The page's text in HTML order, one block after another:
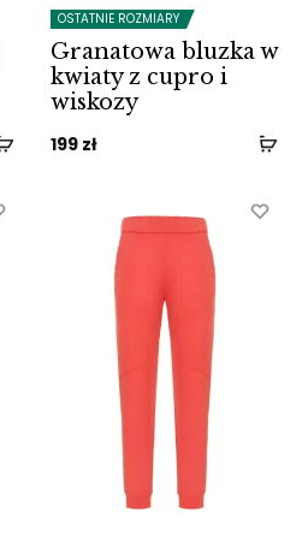
OSTATNIE ROZMIARY
Granatowa bluzka w
kwiaty z cupro i
wiskozy
199 zł